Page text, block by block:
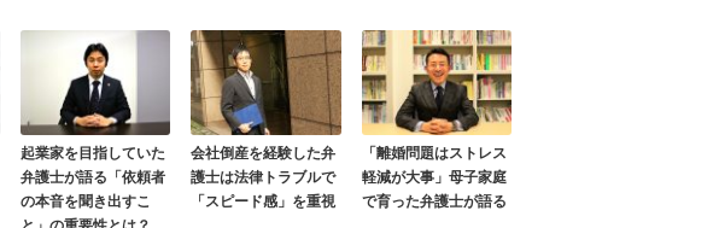
起業家を目指していた
弁護士が語る「依頼者
の本音を聞き出すこ
会社倒産を経験した弁
護士は法律トラブルで
「スピード感」を重視
「離婚問題はストレス
軽減が大事」母子家庭
で育った弁護士が語る